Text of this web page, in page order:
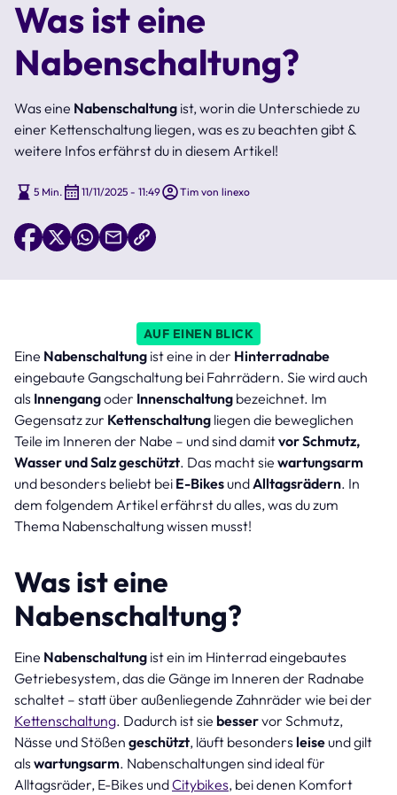
Was ist eine
Nabenschaltung?
Was eine Nabenschaltung ist, worin die Unterschiede zu
einer Kettenschaltung liegen, was es zu beachten gibt &
weitere Infos erfährst du in diesem Artikel!
5 Min. 11/11/2025 - 11:49 Tim von linexo
AUF EINEN BLICK
Eine Nabenschaltung ist eine in der Hinterradnabe
eingebaute Gangschaltung bei Fahrrädern. Sie wird auch
als Innengangoder Innenschaltung bezeichnet. Im
Gegensatz zur Kettenschaltung liegen die beweglichen
Teile im Inneren der Nabe – und sind damitvor Schmutz,
Wasser und Salz geschützt. Das macht sie wartungsarm
und besonders beliebt bei E-Bikes undAlltagsrädern. In
dem folgendem Artikel erfährst du alles, was du zum
Thema Nabenschaltung wissen musst!
Was ist eine
Nabenschaltung?
Eine Nabenschaltung ist ein im Hinterrad eingebautes
Getriebesystem, das die Gänge im Inneren der Radnabe
schaltet – statt über außenliegende Zahnräder wie bei der
Kettenschaltung. Dadurch ist sie besservor Schmutz,
Nässe und Stößen geschützt, läuft besonders leise und gilt
als wartungsarm. Nabenschaltungen sind ideal für
Alltagsräder, E-Bikes undCitybikes, bei denen Komfort